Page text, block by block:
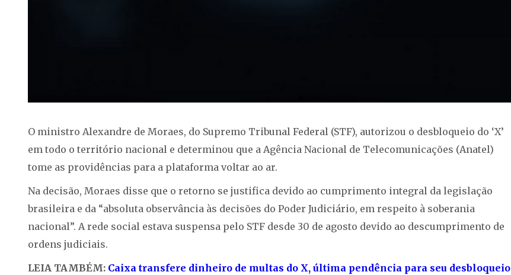
O ministro Alexandre de Moraes, do Supremo Tribunal Federal (STF), autorizou o desbloqueio do ‘X’
em todo o território nacional e determinou que a Agência Nacional de Telecomunicações (Anatel)
tome as providências para a plataforma voltar ao ar.
Na decisão, Moraes disse que o retorno se justifica devido ao cumprimento integral da legislação
brasileira e da “absoluta observância às decisões do Poder Judiciário, em respeito à soberania
nacional”. A rede social estava suspensa pelo STF desde 30 de agosto devido ao descumprimento de
ordens judiciais.
LEIA TAMBÉM: Caixa transfere dinheiro de multas do X, última pendência para seu desbloqueio